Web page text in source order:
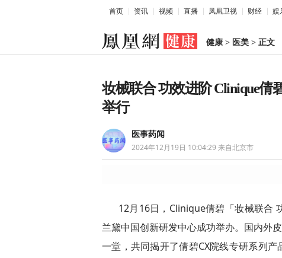
首页 资讯 视频 直播 凤凰卫视 财经 娱
健康 > 医美 > 正文
妆械联合 功效进阶 Clinique倩
举行
医事药闻
2024年12月19日 10:04:29 来自北京市
12月16日，Clinique倩碧「妆械联合
兰黛中国创新研发中心成功举办。国内外
一堂，共同揭开了倩碧CX院线专研系列